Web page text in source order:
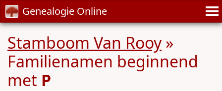
Genealogie Online
Stamboom Van Rooy»
Familienamen beginnend
met P